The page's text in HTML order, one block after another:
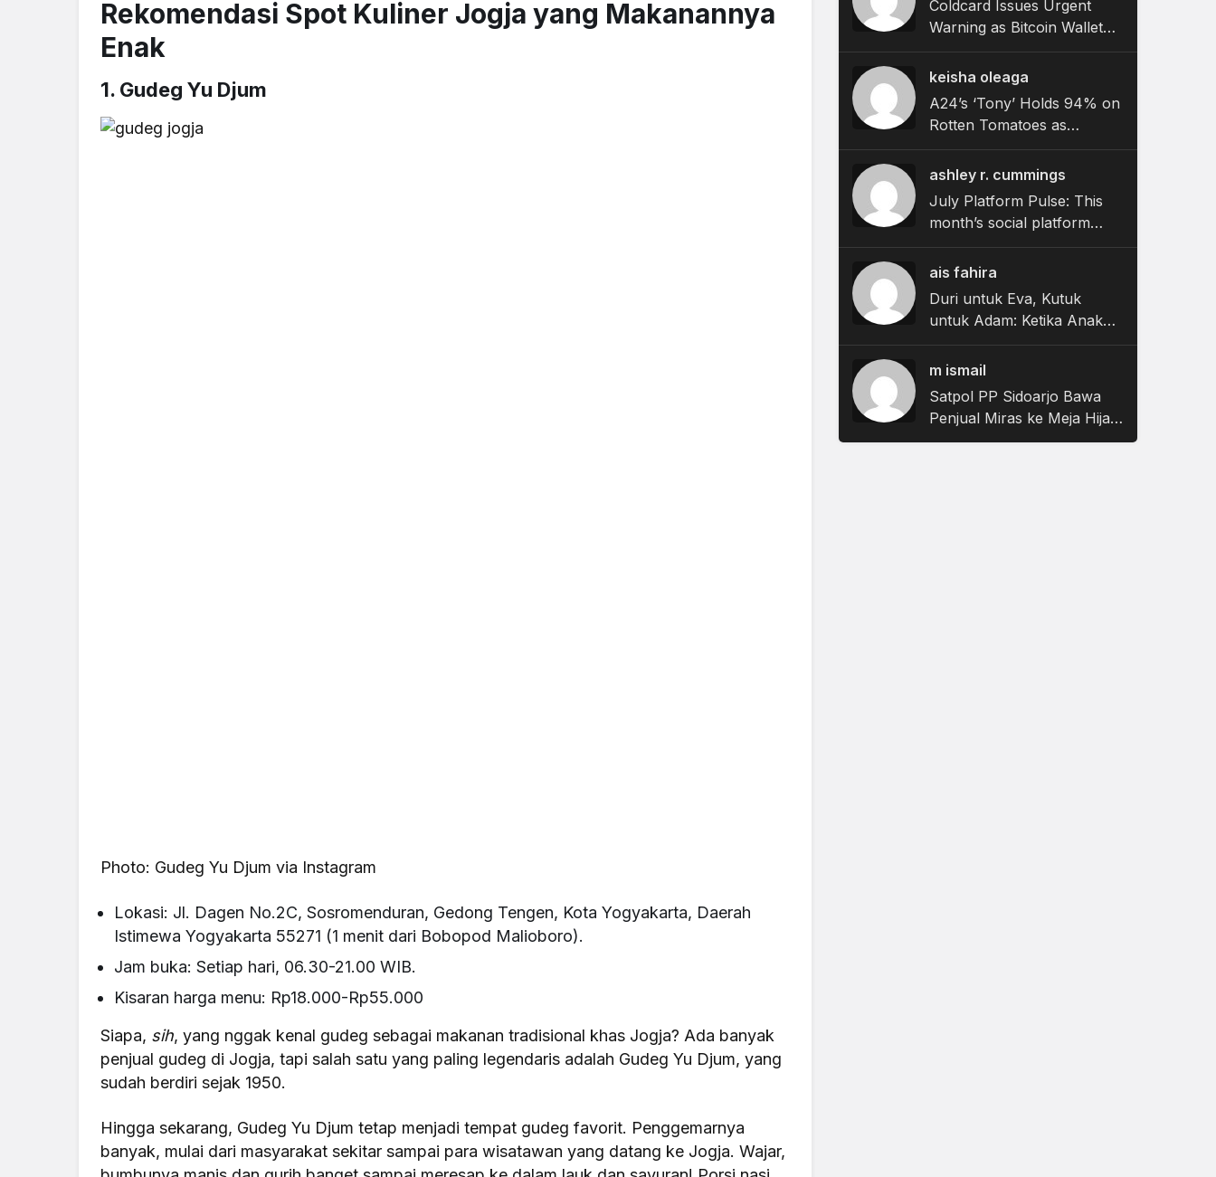
Rekomendasi Spot Kuliner Jogja yang Makanannya
Enak
1. Gudeg Yu Djum
Photo: Gudeg Yu Djum via Instagram
Lokasi: Jl. Dagen No.2C, Sosromenduran, Gedong Tengen, Kota Yogyakarta, Daerah
Istimewa Yogyakarta 55271 (1 menit dari Bobopod Malioboro).
Jam buka: Setiap hari, 06.30-21.00 WIB.
Kisaran harga menu: Rp18.000-Rp55.000
Siapa, sih, yang nggak kenal gudeg sebagai makanan tradisional khas Jogja?Ada banyak
penjual gudeg di Jogja, tapi salah satu yang paling legendaris adalah Gudeg Yu Djum, yang
sudah berdiri sejak 1950.
Hingga sekarang, Gudeg Yu Djum tetap menjadi tempat gudeg favorit. Penggemarnya
banyak, mulai dari masyarakat sekitar sampai para wisatawan yang datang ke Jogja. Wajar,
Coldcard Issues Urgent
Warning as Bitcoin Wallet
Exploit Remains Active
keisha oleaga
A24’s ‘Tony’ Holds 94% on
Rotten Tomatoes as
Bourdain Biopic Hits
Theaters
ashley r. cummings
July Platform Pulse: This
month’s social platform
updates and what they
mean for brands
ais fahira
Duri untuk Eva, Kutuk
untuk Adam: Ketika Anak
Laki-Laki Dibiarkan Bisu
saat Pubertas
m ismail
Satpol PP Sidoarjo Bawa
Penjual Miras ke Meja Hijau,
Hakim Jatuhkan Vonis